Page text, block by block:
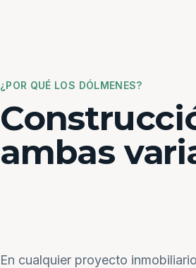
¿POR QUÉ LOS DÓLMENES?
ambas
En cualquier proyecto